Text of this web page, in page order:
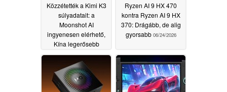
Közzétették a Kimi K3
súlyadatait: a
Moonshot AI
ingyenesen elérhető,
Kína legerősebb
ügynöki mesterséges
intelligenciája07/28/2026
Ryzen AI 9 HX 470
kontra Ryzen AI 9 HX
370: Drágább, de alig
gyorsabb 06/24/2026